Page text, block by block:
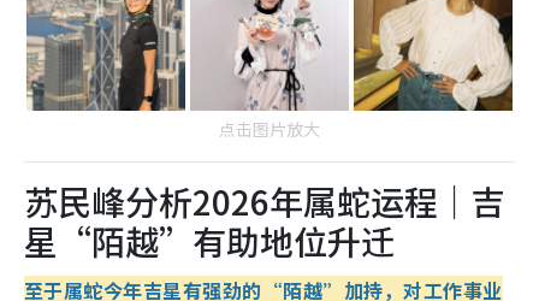
点击图片放大
苏民峰分析2026年属蛇运程｜吉
星“陌越”有助地位升迁
至于属蛇今年吉星有强劲的“陌越”加持，对工作事业